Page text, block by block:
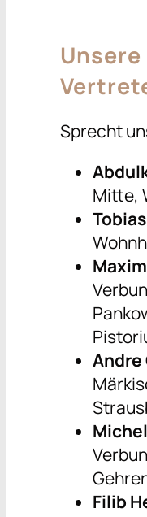
Sprecht
Mitte,
Andre
Filib